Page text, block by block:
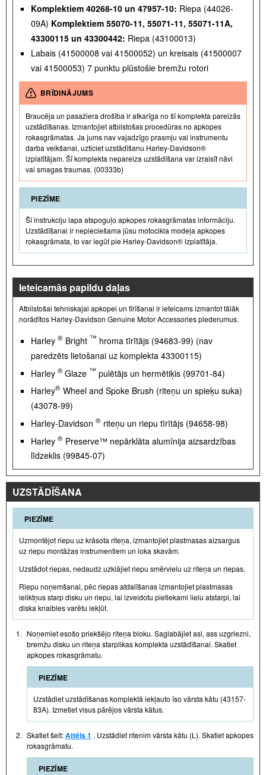
Komplektiem 40268-10 un 47957-10: Riepa (44026-
09A) Komplektiem 55070-11, 55071-11, 55071-11A,
43300115 un 43300442: Riepa (43100013)
Labais (41500008 vai 41500052) un kreisais (41500007
vai 41500053) 7 punktu plūstošie bremžu rotori
BRĪDINĀJUMS
Braucēja un pasažiera drošība ir atkarīga no šī komplekta pareizās
uzstādīšanas. Izmantojiet atbilstošas procedūras no apkopes
rokasgrāmatas. Ja jums nav vajadzīgo prasmju vai instrumentu
darba veikšanai, uzticiet uzstādīšanu Harley-Davidson®
izplatītājam. Šī komplekta nepareiza uzstādīšana var izraisīt nāvi
vai smagas traumas. (00333b)
PIEZĪME
Šī instrukciju lapa atspoguļo apkopes rokasgrāmatas informāciju.
Uzstādīšanai ir nepieciešama jūsu motocikla modeļa apkopes
rokasgrāmata, to var iegūt pie Harley-Davidson® izplatītāja.
Ieteicamās papildu daļas
Atbilstošai tehniskajai apkopei un tīrīšanai ir ieteicams izmantot tālāk
norādītos Harley-Davidson Genuine Motor Accessories piederumus.
Harley ® Bright ™ hroma tīrītājs (94683-99) (nav
paredzēts lietošanai uz komplekta 43300115)
Harley ®Glaze ™ pulētājs un hermētiķis (99701-84)
Harley® Wheel and Spoke Brush (riteņu un spieķu suka)
(43078-99)
Harley-Davidson ® riteņu un riepu tīrītājs (94658-98)
Harley ® Preserve™ nepārklāta alumīnija aizsardzības
līdzeklis (99845-07)
UZSTĀDĪŠANA
PIEZĪME
Uzmontējot riepu uz krāsota riteņa, izmantojiet plastmasas aizsargus
uz riepu montāžas instrumentiem un loka skavām.
Uzstādot riepas, nedaudz uzklājiet riepu smērvielu uz riteņa un riepas.
Riepu noņemšanai, pēc riepas atdalīšanas izmantojiet plastmasas
ieliktņus starp disku un riepu, lai izveidotu pietiekami lielu atstarpi, lai
diska knaibles varētu iekļūt.
1. Noņemiet esošo priekšējo riteņa bloku. Saglabājiet asi, ass uzgriezni,
bremžu disku un riteņa starplikas komplekta uzstādīšanai. Skatiet
apkopes rokasgrāmatu.
PIEZĪME
Uzstādiet uzstādīšanas komplektā iekļauto īso vārsta kātu (43157-
83A). Izmetiet visus pārējos vārsta kātus.
2. Skatiet šeit:Attēls 1 . Uzstādiet ritenim vārsta kātu (L). Skatiet apkopes
rokasgrāmatu.
PIEZĪME